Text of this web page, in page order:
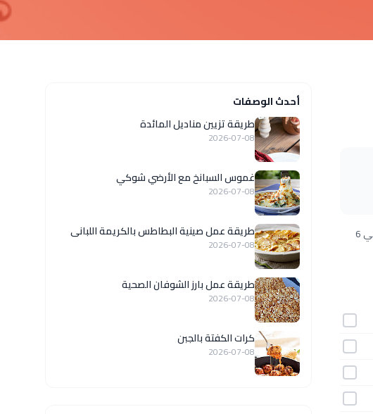
طريقة عمل أفخاذ الدجاج بصوص الليمون خطوة بخطوة بـ10 مكونات وفي 50 دقيقة فقط. وصفة سهلة ومجرّبة من مطبخ دلوقتي تكفي 6
أحدث الوصفات
طريقة تزيين مناديل المائدة
2026-07-08
غموس السبانخ مع الأرضي شوكي
2026-07-08
طريقة عمل صينية البطاطس بالكريمة اللبانى
2026-07-08
طريقة عمل بارز الشوفان الصحية
2026-07-08
كرات الكفتة بالجبن
2026-07-08